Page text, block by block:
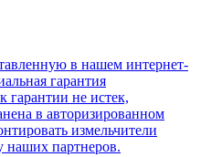
в нашем интернет-
гарантия
гарантии не истек,
в авторизированном
измельчители
партнеров.